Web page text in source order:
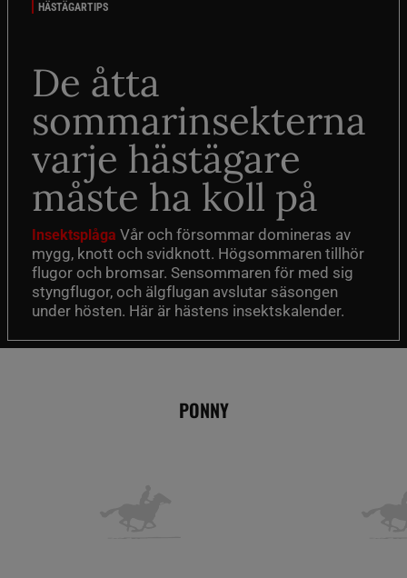
HÄSTÄGARTIPS
De åtta
sommarinsekterna
varje hästägare
måste ha koll på
Insektsplåga Vår och försommar domineras av
mygg, knott och svidknott. Högsommaren tillhör
flugor och bromsar. Sensommaren för med sig
styngflugor, och älgflugan avslutar säsongen
under hösten. Här är hästens insektskalender.
PONNY